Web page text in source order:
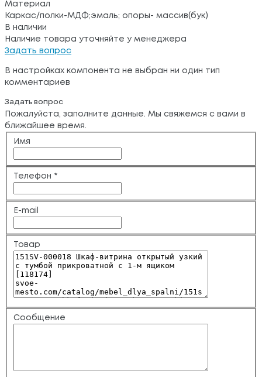
Материал
Каркас/полки-МДФ;эмаль; опоры- массив(бук)
В наличии
Наличие товара уточняйте у менеджера
Задать вопрос
В настройках компонента не выбран ни один тип
комментариев
Задать вопрос
Пожалуйста, заполните данные. Мы свяжемся с вами в
ближайшее время.
Имя
Телефон *
E-mail
Товар
Сообщение